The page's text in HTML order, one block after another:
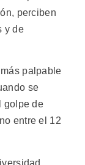
perciben
y de
palpable
se
golpe de
entre el 12